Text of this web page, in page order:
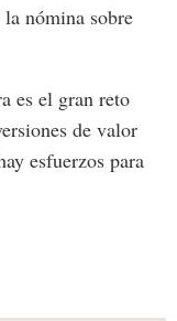
nómina sobre
es el gran reto
de valor
esfuerzos para